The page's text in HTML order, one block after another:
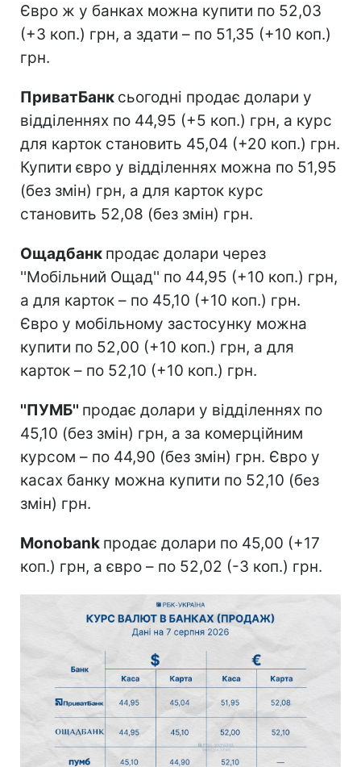
Євро ж у банках можна купити по 52,03
(+3 коп.) грн, а здати – по 51,35 (+10 коп.)
грн.
ПриватБанк сьогодні продає долари у
відділеннях по 44,95 (+5 коп.) грн, а курс
для карток становить 45,04 (+20 коп.) грн.
Купити євро у відділеннях можна по 51,95
(без змін) грн, а для карток курс
становить 52,08 (без змін) грн.
Ощадбанк продає долари через
''Мобільний Ощад'' по 44,95 (+10 коп.) грн,
а для карток – по 45,10 (+10 коп.) грн.
Євро у мобільному застосунку можна
купити по 52,00 (+10 коп.) грн, а для
карток – по 52,10 (+10 коп.) грн.
''ПУМБ'' продає долари у відділеннях по
45,10 (без змін) грн, а за комерційним
курсом – по 44,90 (без змін) грн. Євро у
касах банку можна купити по 52,10 (без
змін) грн.
Monobank продає долари по 45,00 (+17
коп.) грн, а євро – по 52,02 (-3 коп.) грн.